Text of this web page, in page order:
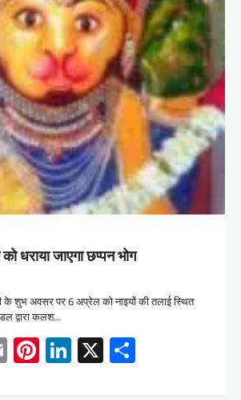
धराया जाएगा छप्पन भोग
के शुभ अवसर पर 6 अप्रेल को नाइयों की तलाई स्थित
द्वारा कलश…
EmailPinterest
LinkedIn
X